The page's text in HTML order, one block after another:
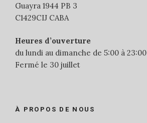
Guayra 1944 PB 3
C1429CIJ CABA
Heures d’ouverture
du lundi au dimanche de 5:00 à 23:00
Fermé le 30 juillet
À PROPOS DE NOUS